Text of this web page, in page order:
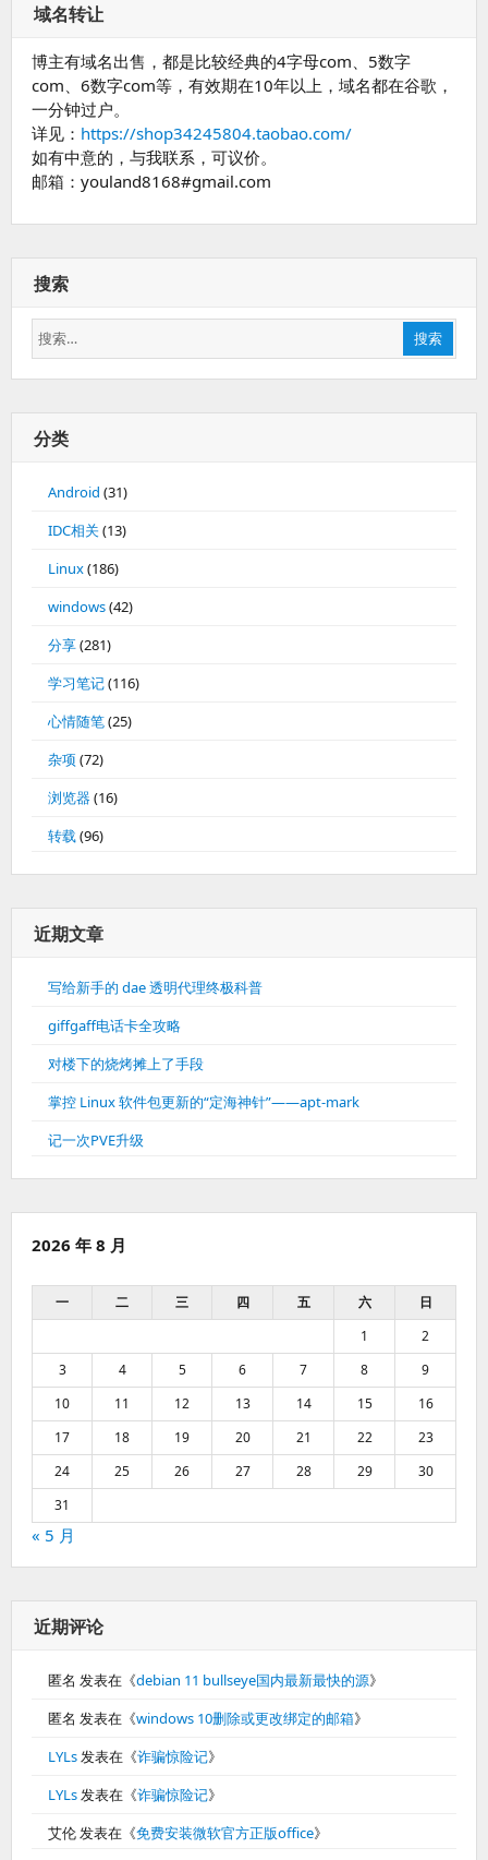
域名转让
博主有域名出售，都是比较经典的4字母com、5数字
com、6数字com等，有效期在10年以上，域名都在谷歌，
一分钟过户。
详见： https://shop34245804.taobao.com/
如有中意的，与我联系，可议价。
邮箱：youland8168#gmail.com
搜索
搜
索：
搜索
分类
Android (31)
IDC相关(13)
Linux(186)
windows(42)
分享(281)
学习笔记(116)
心情随笔(25)
杂项 (72)
浏览器(16)
转载(96)
近期文章
写给新手的 dae 透明代理终极科普
giffgaff电话卡全攻略
对楼下的烧烤摊上了手段
掌控 Linux 软件包更新的“定海神针”——apt-mark
记一次PVE升级
2026 年 8 月
一 二 三 四 五 六
日
1
2
3
4 5 6 7 8
9
10
11 12 13 14 15
16
17
18 19 20 21 22
23
24
25 26 27 28 29
30
31
« 5 月
近期评论
匿名 发表在《debian 11 bullseye国内最新最快的源》
匿名 发表在《windows 10删除或更改绑定的邮箱》
LYLs发表在《诈骗惊险记》
LYLs发表在《诈骗惊险记》
艾伦发表在《免费安装微软官方正版office》